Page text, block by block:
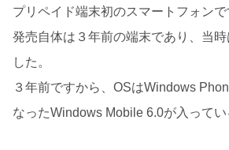
プリペイド端末初のスマートフォンで
発売自体は３年前の端末であり、当
した。
３年前ですから、OSはWindows
なったWindows Mobile 6.0が入って